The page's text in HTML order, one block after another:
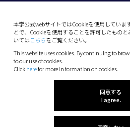
本学公式webサイトではCookieを使用していま
とで、Cookieを使用することを許可したもの
いてはこちらをご覧ください。
This website uses cookies. By continuing to
to our use of cookies.
Clickherefor more in formation on cookies.
同意する
I agree.
10-13 Dogo-Himata, Matsuyama,
Phone: +81 89-927-9000
(C) 2026 Ehime